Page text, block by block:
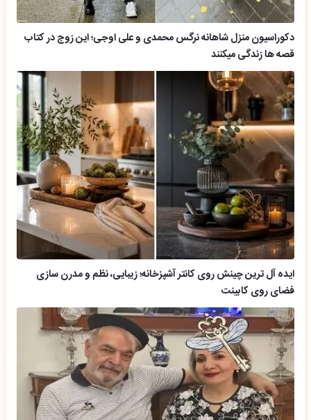
دکوراسیون منزل شاهانه نرگس محمدی و علی اوجی؛ این زوج در کتاب
قصه ها زندگی میکنند
ایده آل ترین چینش روی کانتر آشپزخانه؛ زیبایی، نظم و مدرن سازی
فضای روی کابینت